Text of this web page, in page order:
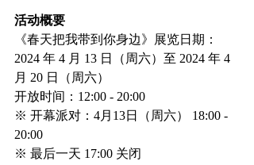
活动概要
《春天把我带到你身边》展览日期：
2024 年 4 月 13 日（周六）至 2024 年 4
月 20 日（周六）
开放时间：12:00 - 20:00
※ 开幕派对：4月13日（周六） 18:00 -
20:00
※ 最后一天 17:00 关闭